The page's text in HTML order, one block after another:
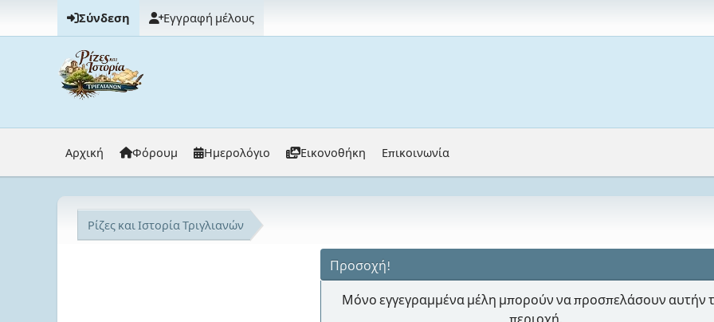
Σύνδεση Εγγραφή μέλους
Αρχική Φόρουμ Ημερολόγιο Εικονοθήκη Επικοινωνία
Ρίζες και Ιστορία Τριγλιανών
Προσοχή!
Μόνο εγγεγραμμένα μέλη μπορούν να προσπελάσουν αυτήν
περιοχή.